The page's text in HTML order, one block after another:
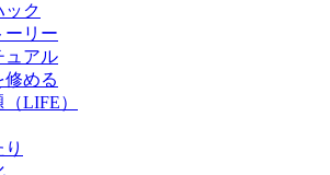
ック
ーリー
ュアル
修める
LIFE）